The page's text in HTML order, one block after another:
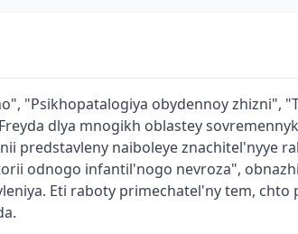
"Psikhopatalogiya obydennoy zhizni",
dlya mnogikh oblastey
predstavleny naiboleye znachitel'nyye
odnogo infantil'nogo nevroza",
Eti raboty primechatel'ny tem,